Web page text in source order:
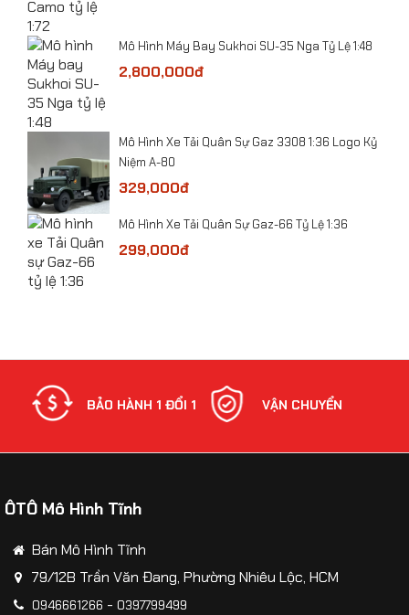
Mô hình tĩnh Máy bay (Nga) - Siêu tiêm kích T50
Mô Hình Máy Bay Sukhoi SU-35 Nga Tỷ Lệ 1:48
2,800,000đ
​Mô Hình Xe Tải Quân Sự Gaz 3308 1:36 Logo Kỷ
Niệm A-80
329,000đ
​Mô Hình Xe Tải Quân Sự Gaz-66 Tỷ Lệ 1:36
299,000đ
BẢO HÀNH 1 ĐỔI 1 VẬN CHUYỂN
ÔTÔ Mô Hình Tĩnh
Bán Mô Hình Tĩnh
79/12B Trần Văn Đang, Phường Nhiêu Lộc, HCM
0946661266 - 0397799499